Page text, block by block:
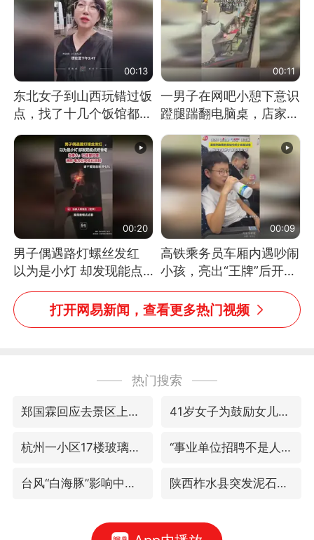
00:13
东北女子到山西玩错过饭
点，找了十几个饭馆都没
开门：午休到几点
00:11
一男子在网吧小憩下意识
蹬腿踹翻电脑桌，店家3
台显示器与机械臂损坏
00:20
男子偶遇路灯螺丝发红
以为是小灯 却发现能点
燃香烟 当事人：已报警
处理
00:09
高铁乘务员车厢内遇吵闹
小孩，亮出“王牌”后开启
一键静音
打开网易新闻，查看更多热门视频
热门搜索
郑国霖回应去景区上班被保安拦下 41岁女子为鼓励女儿考上985研究生
杭州一小区17楼玻璃幕墙爆裂 “事业单位招聘不是人情买卖”
台风“白海豚”影响中国已成定局 陕西柞水县突发泥石流致1死2失联